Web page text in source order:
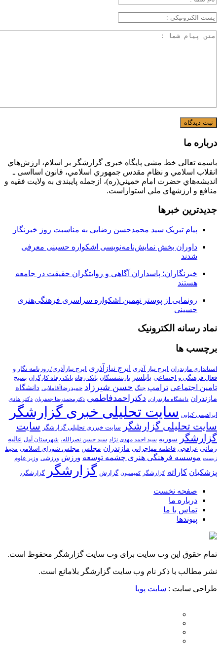
درباره ما
باسمه تعالی خط مشی پایگاه خبری گزارشگر بر اسلام، ارزش‌هاي
انقلاب اسلامي و نظام مقدس جمهوري اسلامي، قانون اسااسی ـ
انديشه‌هاي حضرت امام خميني(ره)، ازجمله پایبندی به ولايت فقيه و
منافع و ارزشهاي ملي استواراست.
جدیدترین خبرها
پیام تبریک سید محمدحسن رضایی به مناسبت روز خبرنگار
داوران بخش نمایش‌نامه‌نویسی اشکواره حسینی معرفی
شدند
خبرنگاران؛ پاسداران آگاهی و روایتگران حقیقت در جامعه
هستند
رونمایی از پوستر نهمین اشکواره سراسری فرهنگی‌هنری
حسینی
نماد رسانه الکترونیک
برچسب ها
استانداری مازندران ایرج نیاز آذری ایرج نیازآذری ایرج نیازآذری/ روزنامه نگار و
فعال فرهنگی و اجتماعی بابلسر بازنشستگان بانک رفاه بانک رفاه کارگران بسیح
تامین اجتماعی ترامپ جنگ حسن شیرزاد حمیدرضاآقاملایی دانشگاه
مازندران دانشگاه مازندران، دکتراحمدفاطمی دکترمحمدرضا جعفریان دکتر هادی
ابراهیمی کیاپی سایت تحلیلی خبری گزارشگر
سایت تحلیلی گزارشگر سایت خبرری تحلیلی گزارشگر سایت
گزارشگر
سوریه سید احمد مهدی نژاد سید حسن نصرالله، شهرستان آمل عالیه
زمانی عراقچی فاطمه مهاجرانی مازندران مجلس مجلس شورای اسلامی محیط
زیست موسسه فرهنگی هنری چشمه توسعه ورزش ورزشی وزیر علوم
پزشکیان کاراته کزارشگر کمیسیون گزارش گزارشگر گزارشگر،
صفحه نخست
درباره ما
تماس با ما
پیوندها
تمام حقوق این وب سایت برای وب سایت گزارشگر محفوظ است.
نشر مطالب با ذکر نام وب سایت گزارشگر بلامانع است.
طراحی سایت : سایت پویا